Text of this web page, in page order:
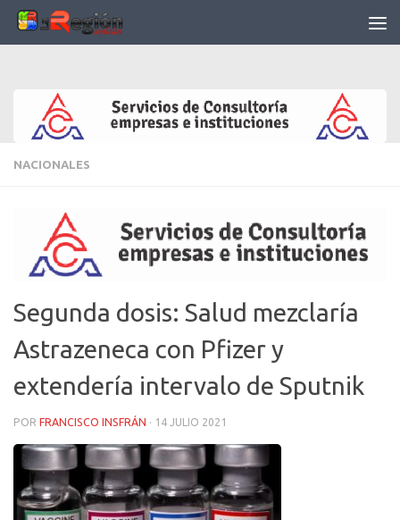
Saltar al contenido
NACIONALES
Segunda dosis: Salud mezclaría
Astrazeneca con Pfizer y
extendería intervalo de Sputnik
POR FRANCISCO INSFRÁN · 14 JULIO 2021